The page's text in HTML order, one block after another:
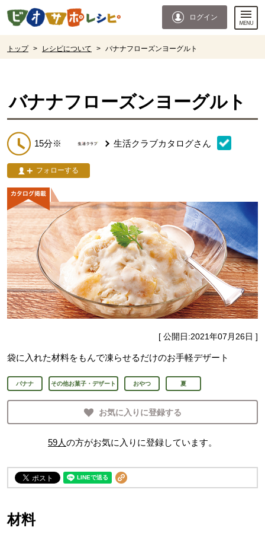
ページの先頭です。
ログイン
トップ > レシピについて > バナナフローズンヨーグルト
バナナフローズンヨーグルト
15分※ 生活クラブカタログさん
フォローする
[ 公開日:2021年07月26日 ]
袋に入れた材料をもんで凍らせるだけのお手軽デザート
バナナ その他お菓子・デザート おやつ 夏
お気に入りに登録する
59人の方がお気に入りに登録しています。
材料